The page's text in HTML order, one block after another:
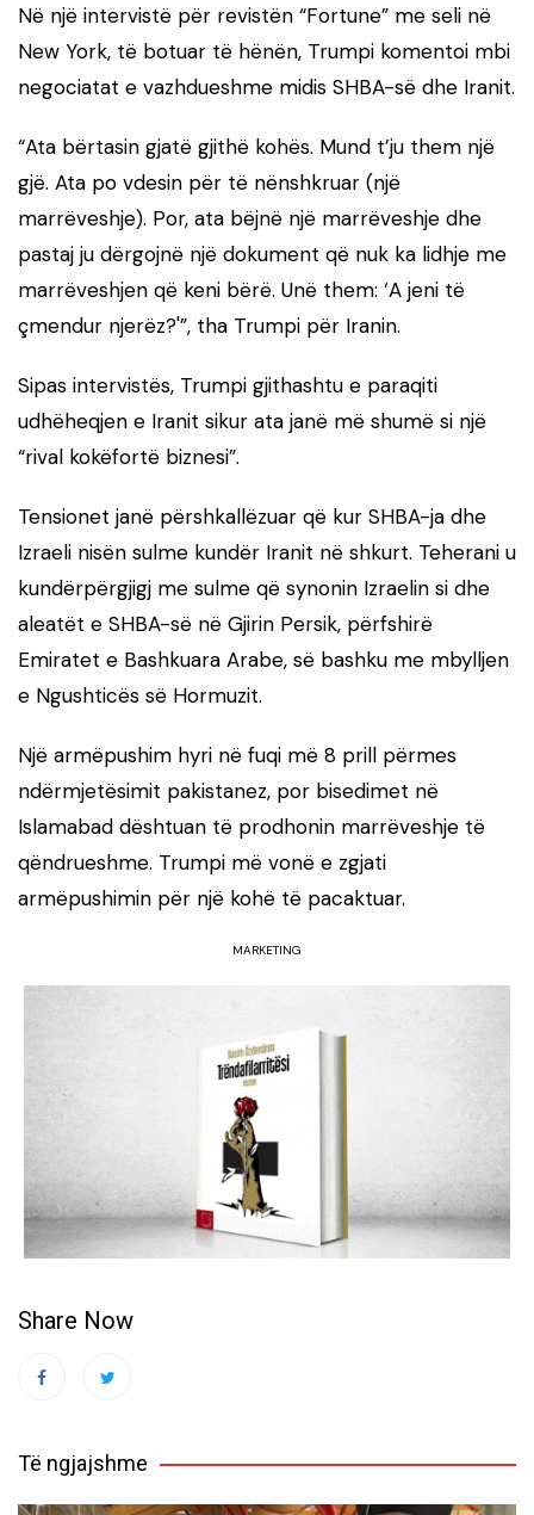
Në një intervistë për revistën “Fortune” me seli në
New York, të botuar të hënën, Trumpi komentoi mbi
negociatat e vazhdueshme midis SHBA-së dhe Iranit.
“Ata bërtasin gjatë gjithë kohës. Mund t’ju them një
gjë. Ata po vdesin për të nënshkruar (një
marrëveshje). Por, ata bëjnë një marrëveshje dhe
pastaj ju dërgojnë një dokument që nuk ka lidhje me
marrëveshjen që keni bërë. Unë them: ‘A jeni të
çmendur njerëz?'”, tha Trumpi për Iranin.
Sipas intervistës, Trumpi gjithashtu e paraqiti
udhëheqjen e Iranit sikur ata janë më shumë si një
“rival kokëfortë biznesi”.
Tensionet janë përshkallëzuar që kur SHBA-ja dhe
Izraeli nisën sulme kundër Iranit në shkurt. Teherani u
kundërpërgjigj me sulme që synonin Izraelin si dhe
aleatët e SHBA-së në Gjirin Persik, përfshirë
Emiratet e Bashkuara Arabe, së bashku me mbylljen
e Ngushticës së Hormuzit.
Një armëpushim hyri në fuqi më 8 prill përmes
ndërmjetësimit pakistanez, por bisedimet në
Islamabad dështuan të prodhonin marrëveshje të
qëndrueshme. Trumpi më vonë e zgjati
armëpushimin për një kohë të pacaktuar.
MARKETING
Share Now
Të ngjajshme